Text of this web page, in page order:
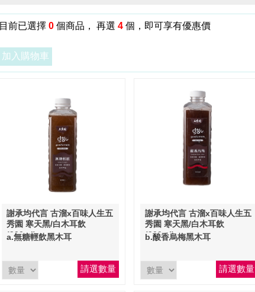
目前已選擇 0 個商品， 再選 4 個，即可享有優惠價
加入購物車
謝承均代言 古溜x百味人生五
秀園 寒天黑/白木耳飲
(900ml)
a.無糖輕飲黑木耳
請選數量
謝承均代言 古溜x百味人生五
秀園 寒天黑/白木耳飲
(900ml)
b.酸香烏梅黑木耳
請選數量